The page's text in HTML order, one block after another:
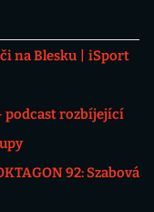
na Blesku
iSport
podcast rozbíjející
92: Szabová